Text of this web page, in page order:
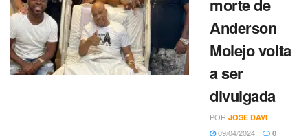
morte de
Anderson
Molejo volta
a ser
divulgada
POR JOSE DAVI
09/04/2024 0